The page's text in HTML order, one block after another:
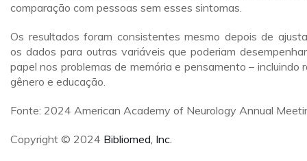
comparação com pessoas sem esses sintomas.
Os resultados foram consistentes mesmo depois de
os dados para outras variáveis que poderiam
papel nos problemas de memória e pensamento – incluindo
gênero e educação.
Fonte: 2024 American Academy of Neurology Annual
Copyright © 2024 Bibliomed, Inc.